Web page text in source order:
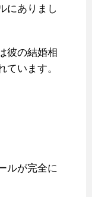
にありまし
彼の結婚相
ています。
ルが完全に